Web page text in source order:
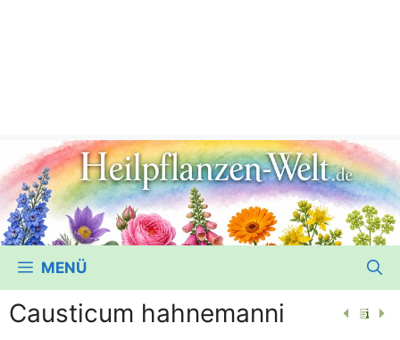
MENÜ
Causticum hahnemanni